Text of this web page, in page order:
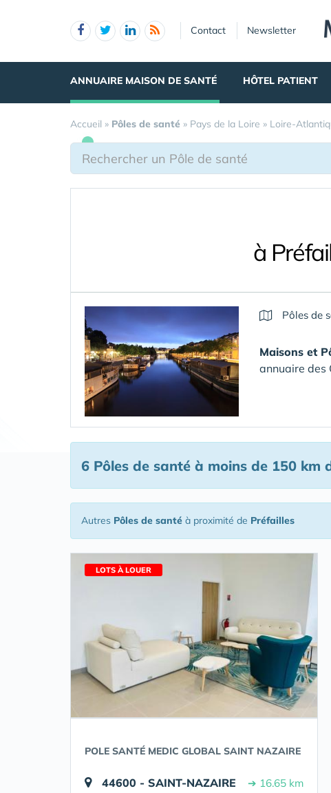
Contact Newsletter
ANNUAIRE MAISON DE SANTÉ HÔTEL PATIENT
Accueil » Pôles de santé » Pays de la Loire » Loire-
à
Pôles de
Maisons et
annuaire des
6 Pôles de santé à moins de 150 km
Autres Pôles de santé à proximité de Préfailles
LOTS À LOUER
POLE SANTÉ MEDIC GLOBAL SAINT NAZAIRE
44600 - SAINT-NAZAIRE ➔ 16.65 km